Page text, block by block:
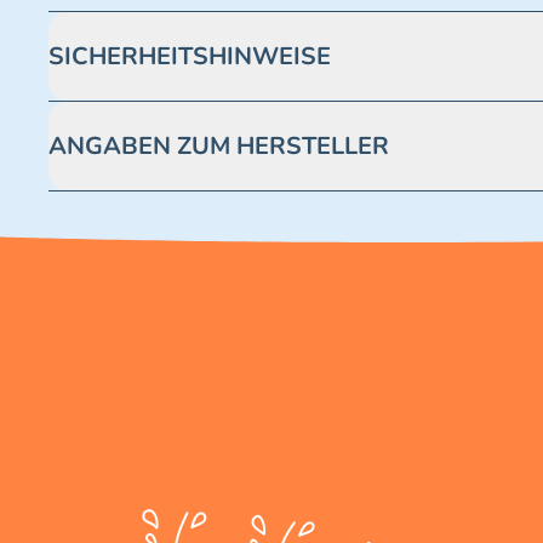
SICHERHEITSHINWEISE
ANGABEN ZUM HERSTELLER